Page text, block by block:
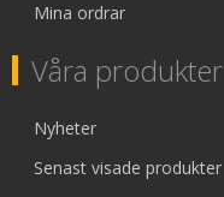
Mina ordrar
Våra produkter
Nyheter
Senast visade produkter